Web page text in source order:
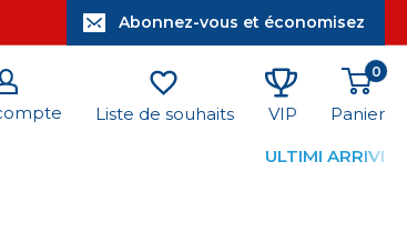
Abonnez-vous et économisez
Liste de souhaits VIP
0
Panier
ULTIMI ARRIVI